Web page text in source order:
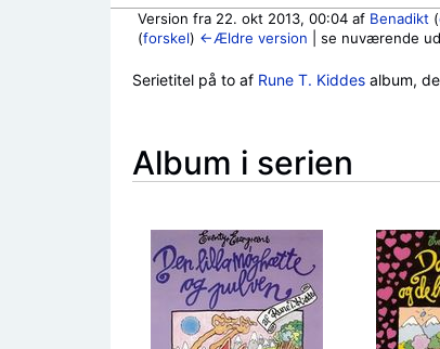
Version fra 22. okt 2013, 00:04 af Benadikt (
(forskel) ←Ældre version | se nuværende
Serietitel på to af Rune T. Kiddes album,
Album i serien